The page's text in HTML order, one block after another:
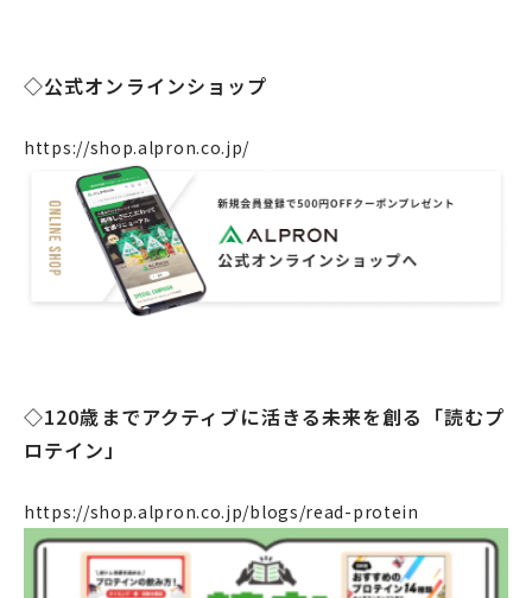
事業案内
社会課題への取り組み
ニュース
◇公式オンラインショップ
https://shop.alpron.co.jp/
◇120歳までアクティブに活きる未来を創る「読むプ
ロテイン」
https://shop.alpron.co.jp/blogs/read-protein